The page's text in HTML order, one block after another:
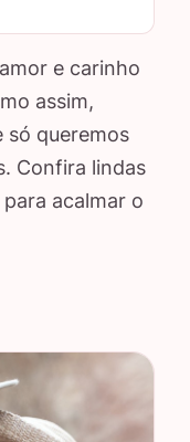
e carinho
assim,
só queremos
Confira lindas
para acalmar o